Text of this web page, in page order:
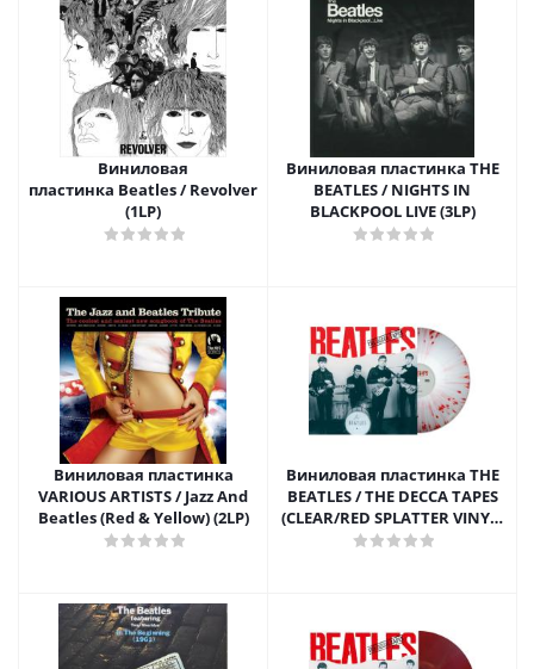
Виниловая
пластинка Beatles / Revolver
(1LP)
Виниловая пластинка THE
BEATLES / NIGHTS IN
BLACKPOOL LIVE (3LP)
Виниловая пластинка
VARIOUS ARTISTS / Jazz And
Beatles (Red & Yellow) (2LP)
Виниловая пластинка THE
BEATLES / THE DECCA TAPES
(CLEAR/RED SPLATTER VINYL)
(1LP)